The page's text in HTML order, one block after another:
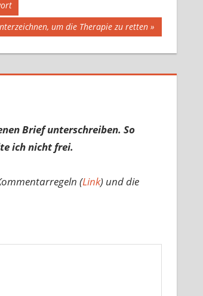
um die Therapie zu retten
Brief unterschreiben. So
ich nicht frei.
(Link) und die